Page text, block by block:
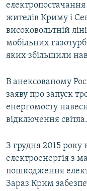
електропостачання
жителів Криму і
високовольтній
мобільних
яких збільшили
В анексованому
заяву про запуск
енергомосту
відключення світла.
З грудня 2015
електроенергія з
пошкодження
Зараз Крим